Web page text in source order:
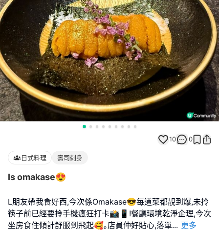
10 0
日式料理 壽司刺身
Is omakase😍
L朋友帶我食好西,今次係Omakase😎每道菜都靚到爆,未拎
筷子前已經要拎手機瘋狂打卡📸📱!餐廳環境乾淨企理,今次
坐房食住傾計舒服到飛起🥰｡店員仲好貼心,落單... 更多